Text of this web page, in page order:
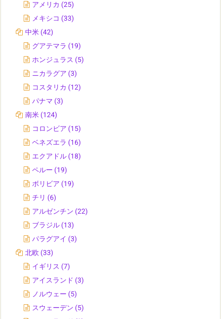
アメリカ (25)
メキシコ (33)
中米 (42)
グアテマラ (19)
ホンジュラス (5)
ニカラグア (3)
コスタリカ (12)
パナマ (3)
南米 (124)
コロンビア (15)
ベネズエラ (16)
エクアドル (18)
ペルー (19)
ボリビア (19)
チリ (6)
アルゼンチン (22)
ブラジル (13)
パラグアイ (3)
北欧 (33)
イギリス (7)
アイスランド (3)
ノルウェー (5)
スウェーデン (5)